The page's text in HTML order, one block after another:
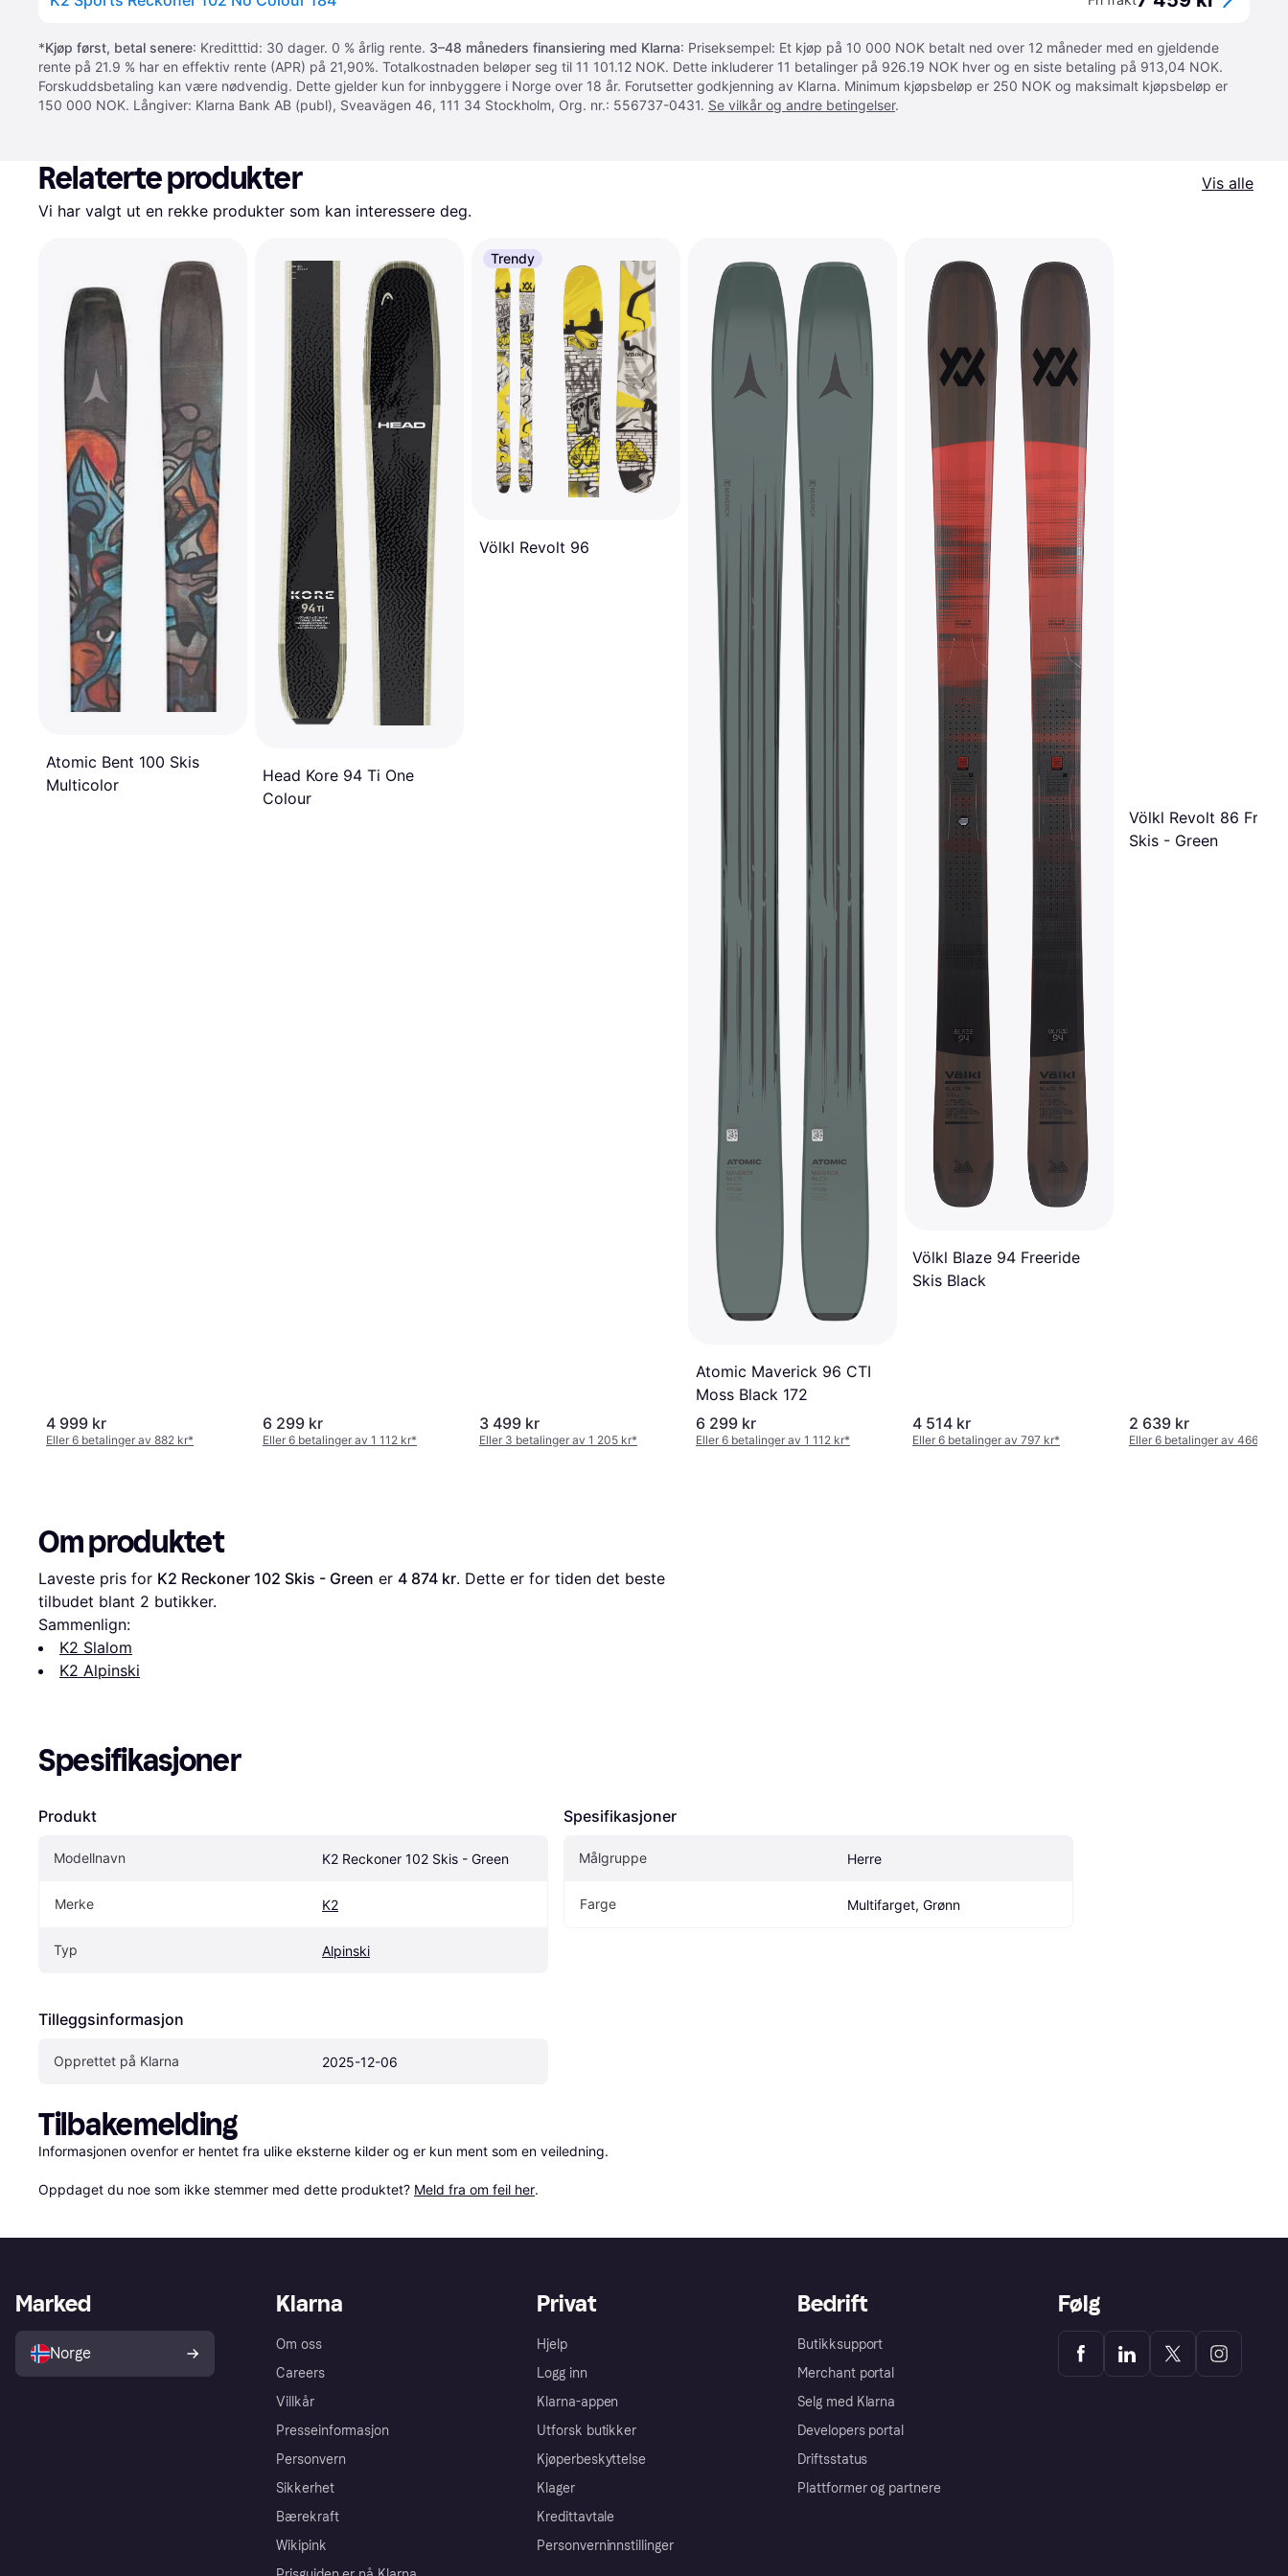
*Kjøp først, betal senere: Kreditttid: 30 dager. 0 % årlig rente. 3–48 måneders finansiering med Klarna: Priseksempel: Et kjøp på 10 000 NOK betalt ned over 12 måneder med en gjeldende
rente på 21.9 % har en effektiv rente (APR) på 21,90%. Totalkostnaden beløper seg til 11 101.12 NOK. Dette inkluderer 11 betalinger på 926.19 NOK hver og en siste betaling på 913,04 NOK.
Forskuddsbetaling kan være nødvendig. Dette gjelder kun for innbyggere i Norge over 18 år. Forutsetter godkjenning av Klarna. Minimum kjøpsbeløp er 250 NOK og maksimalt kjøpsbeløp er
150 000 NOK. Långiver: Klarna Bank AB (publ), Sveavägen 46, 111 34 Stockholm, Org. nr.: 556737-0431. Se vilkår og andre betingelser.
Relaterte produkter
Vis alle
Vi har valgt ut en rekke produkter som kan interessere deg.
Atomic Bent 100 Skis
Multicolor
4 999 kr
Eller 6 betalinger av 882 kr*
Head Kore 94 Ti One
Colour
6 299 kr
Eller 6 betalinger av 1 112 kr*
Trendy
Völkl Revolt 96
3 499 kr
Eller 3 betalinger av 1 205 kr*
Atomic Maverick 96 CTI
Moss Black 172
6 299 kr
Eller 6 betalinger av 1 112 kr*
Völkl Blaze 94 Freeride
Skis Black
4 514 kr
Eller 6 betalinger av 797 kr*
Völkl Revolt 86
Skis - Green
2 639 kr
Eller 6 betalinger av 466 kr
Om produktet
Laveste pris for K2 Reckoner 102 Skis - Green er 4 874 kr. Dette er for tiden det beste
tilbudet blant 2 butikker.
Sammenlign:
K2 Slalom
K2 Alpinski
Spesifikasjoner
Produkt
Modellnavn K2 Reckoner 102 Skis - Green
Merke K2
Typ Alpinski
Tilleggsinformasjon
Opprettet på Klarna 2025-12-06
Spesifikasjoner
Målgruppe Herre
Farge Multifarget, Grønn
Tilbakemelding
Informasjonen ovenfor er hentet fra ulike eksterne kilder og er kun ment som en veiledning.
Oppdaget du noe som ikke stemmer med dette produktet? Meld fra om feil her.
Klarna
Om oss
Careers
Villkår
Presseinformasjon
Personvern
Sikkerhet
Bærekraft
Wikipink
Privat
Hjelp
Logg inn
Klarna-appen
Utforsk butikker
Kjøperbeskyttelse
Klager
Kredittavtale
Personverninnstillinger
Bedrift
Butikksupport
Merchant portal
Selg med Klarna
Developers portal
Driftsstatus
Plattformer og partnere
Marked
Norge
Følg